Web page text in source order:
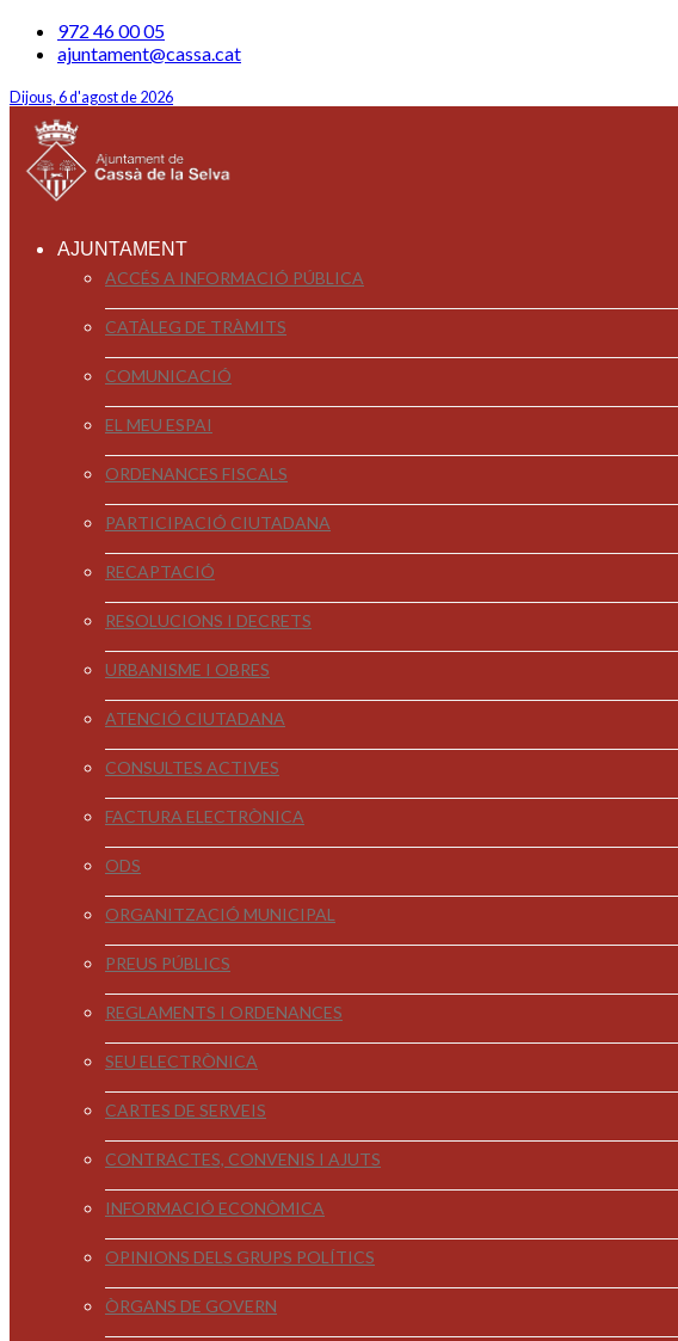
972 46 00 05
ajuntament@cassa.cat
Dijous, 6 d'agost de 2026
AJUNTAMENT
ACCÉS A INFORMACIÓ PÚBLICA
CATÀLEG DE TRÀMITS
COMUNICACIÓ
EL MEU ESPAI
ORDENANCES FISCALS
PARTICIPACIÓ CIUTADANA
RECAPTACIÓ
RESOLUCIONS I DECRETS
URBANISME I OBRES
ATENCIÓ CIUTADANA
CONSULTES ACTIVES
FACTURA ELECTRÒNICA
ODS
ORGANITZACIÓ MUNICIPAL
PREUS PÚBLICS
REGLAMENTS I ORDENANCES
SEU ELECTRÒNICA
CARTES DE SERVEIS
CONTRACTES, CONVENIS I AJUTS
INFORMACIÓ ECONÒMICA
OPINIONS DELS GRUPS POLÍTICS
ÒRGANS DE GOVERN